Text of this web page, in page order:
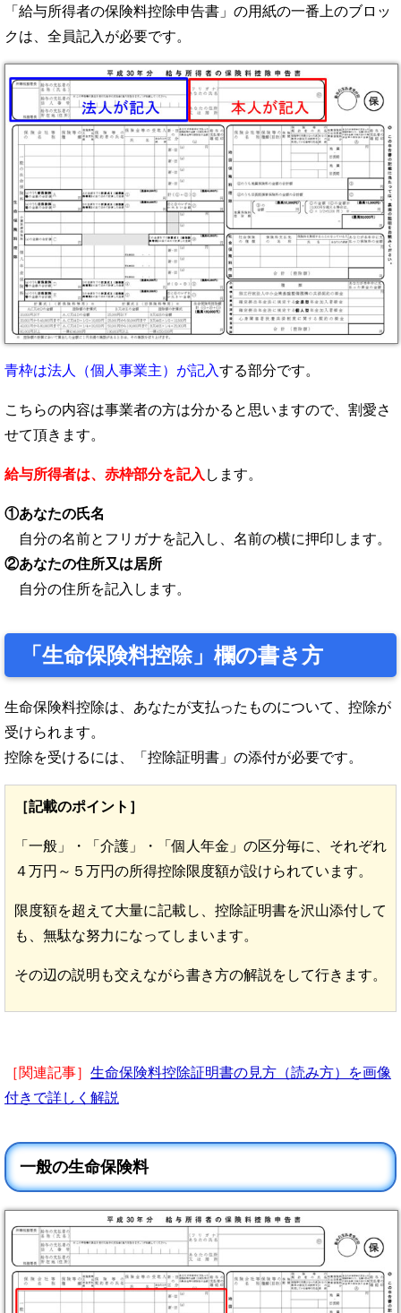
「給与所得者の保険料控除申告書」の用紙の一番上のブロッ
クは、全員記入が必要です。
青枠は法人（個人事業主）が記入する部分です。
こちらの内容は事業者の方は分かると思いますので、割愛さ
せて頂きます。
給与所得者は、赤枠部分を記入 します。
①あなたの氏名
自分の名前とフリガナを記入し、名前の横に押印します。
②あなたの住所又は居所
自分の住所を記入します。
「生命保険料控除」欄の書き方
生命保険料控除は、あなたが支払ったものについて、控除が
受けられます。
控除を受けるには、「控除証明書」の添付が必要です。
［記載のポイント］
「一般」・「介護」・「個人年金」の区分毎に、それぞれ
４万円～５万円の所得控除限度額が設けられています。
限度額を超えて大量に記載し、控除証明書を沢山添付して
も、無駄な努力になってしまいます。
その辺の説明も交えながら書き方の解説をして行きます。
［関連記事］ 生命保険料控除証明書の見方（読み方）を画像
付きで詳しく解説
一般の生命保険料